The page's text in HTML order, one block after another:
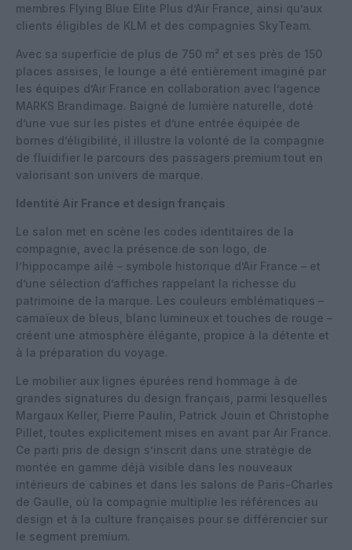
membres Flying Blue Elite Plus d’Air France, ainsi qu’aux
clients éligibles de KLM et des compagnies SkyTeam.
Avec sa superficie de plus de 750 m² et ses près de 150
places assises, le lounge a été entièrement imaginé par
les équipes d’Air France en collaboration avec l’agence
MARKS Brandimage. Baigné de lumière naturelle, doté
d’une vue sur les pistes et d’une entrée équipée de
bornes d’éligibilité, il illustre la volonté de la compagnie
de fluidifier le parcours des passagers premium tout en
valorisant son univers de marque.
Identité Air France et design français
Le salon met en scène les codes identitaires de la
compagnie, avec la présence de son logo, de
l’hippocampe ailé – symbole historique d’Air France – et
d’une sélection d’affiches rappelant la richesse du
patrimoine de la marque. Les couleurs emblématiques –
camaïeux de bleus, blanc lumineux et touches de rouge –
créent une atmosphère élégante, propice à la détente et
à la préparation du voyage.
Le mobilier aux lignes épurées rend hommage à de
grandes signatures du design français, parmi lesquelles
Margaux Keller, Pierre Paulin, Patrick Jouin et Christophe
Pillet, toutes explicitement mises en avant par Air France.
Ce parti pris de design s’inscrit dans une stratégie de
montée en gamme déjà visible dans les nouveaux
intérieurs de cabines et dans les salons de Paris-Charles
de Gaulle, où la compagnie multiplie les références au
design et à la culture françaises pour se différencier sur
le segment premium.